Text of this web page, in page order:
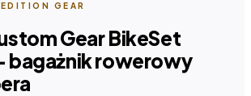
GEAR
Gear BikeSet
bagażnik rowerowy